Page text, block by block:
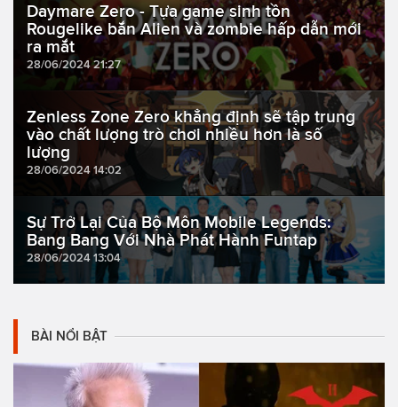
Daymare Zero - Tựa game sinh tồn
Rougelike bắn Alien và zombie hấp dẫn mới
ra mắt
28/06/2024 21:27
Zenless Zone Zero khẳng định sẽ tập trung
vào chất lượng trò chơi nhiều hơn là số
lượng
28/06/2024 14:02
Sự Trở Lại Của Bộ Môn Mobile Legends:
Bang Bang Với Nhà Phát Hành Funtap
28/06/2024 13:04
BÀI NỔI BẬT